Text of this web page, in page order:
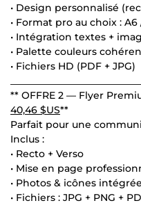
• Design personnalisé
• Format pro au choix :
• Intégration textes +
• Palette couleurs
• Fichiers HD (PDF + JPG)
** OFFRE 2 — Flyer
40,46 $US**
Parfait pour une
Inclus :
• Recto + Verso
• Mise en page
• Photos & icônes
• Fichiers : JPG + PNG +